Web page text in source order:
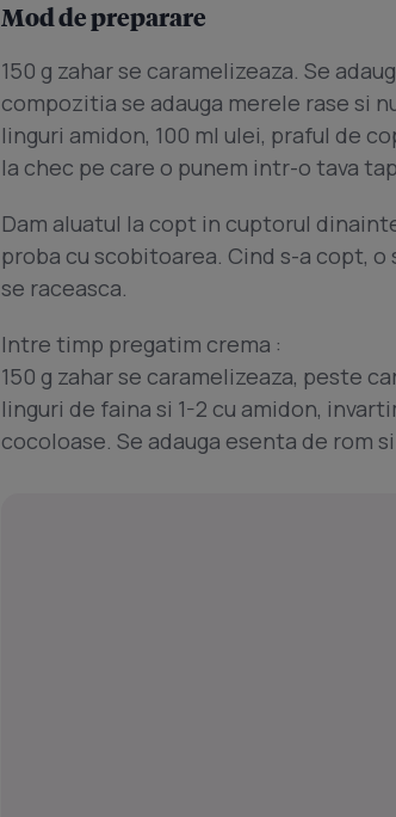
Mod de preparare
150 g zahar se caramelizeaza. Se
compozitia se adauga merele rase si
linguri amidon, 100 ml ulei, praful de
la chec pe care o punem intr-o tava
Dam aluatul la copt in cuptorul
proba cu scobitoarea. Cind s-a copt,
se raceasca.
Intre timp pregatim crema :
150 g zahar se caramelizeaza, peste
linguri de faina si 1-2 cu amidon,
cocoloase. Se adauga esenta de rom